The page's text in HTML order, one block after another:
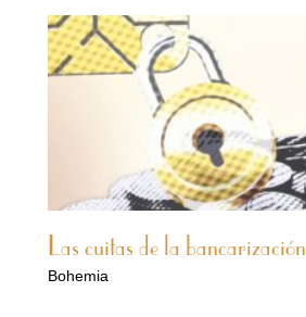
Las cuitas de la bancarización
Bohemia